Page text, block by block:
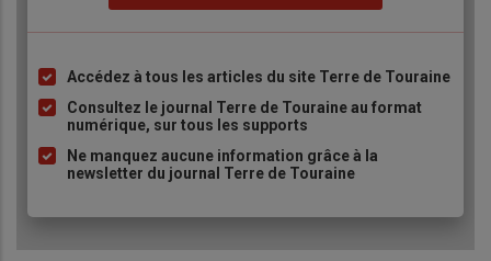
Liste
à
puce
Accédez à tous les articles du site Terre de Touraine
Consultez le journal Terre de Touraine au format
numérique, sur tous les supports
Ne manquez aucune information grâce à la
newsletter du journal Terre de Touraine